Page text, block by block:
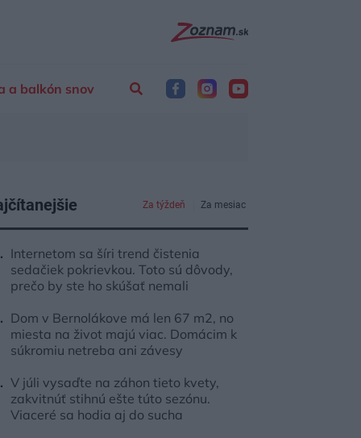
a balkón snov
Za týždeň Za mesiac
Internetom sa šíri trend čistenia
sedačiek pokrievkou. Toto sú dôvody,
prečo by ste ho skúšať nemali
Dom v Bernolákove má len 67 m2, no
miesta na život majú viac. Domácim k
súkromiu netreba ani závesy
V júli vysaďte na záhon tieto kvety,
zakvitnúť stihnú ešte túto sezónu.
Viaceré sa hodia aj do sucha